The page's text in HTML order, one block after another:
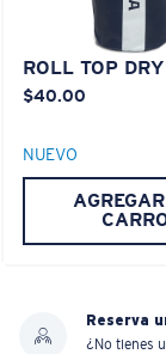
ROLL TOP
$40.00
NUEVO
Reserva
¿No tienes